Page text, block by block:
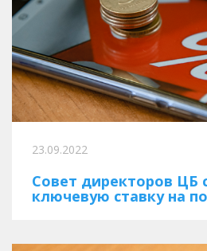
23.09.2022
Совет директоров ЦБ
ключевую ставку на